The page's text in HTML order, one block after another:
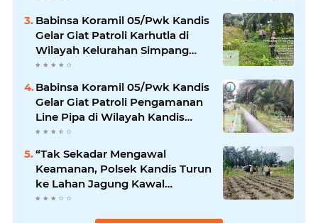
Babinsa Koramil 05/Pwk Kandis
Gelar Giat Patroli Karhutla di
Wilayah Kelurahan Simpang
Belutu
Babinsa Koramil 05/Pwk Kandis
Gelar Giat Patroli Pengamanan
Line Pipa di Wilayah Kandis
Kandis
“Tak Sekadar Mengawal
Keamanan, Polsek Kandis Turun
ke Lahan Jagung Kawal
Ketahanan Pangan